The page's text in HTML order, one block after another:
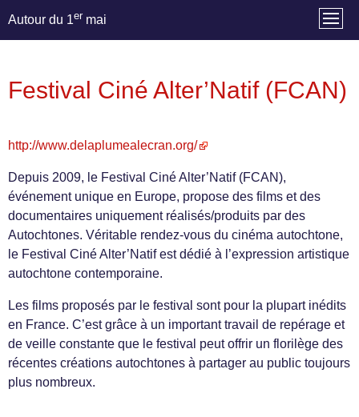
Autour du 1er mai
Festival Ciné Alter’Natif (FCAN)
http://www.delaplumealecran.org/
Depuis 2009, le Festival Ciné Alter’Natif (FCAN),
événement unique en Europe, propose des films et des
documentaires uniquement réalisés/produits par des
Autochtones. Véritable rendez-vous du cinéma autochtone,
le Festival Ciné Alter’Natif est dédié à l’expression artistique
autochtone contemporaine.
Les films proposés par le festival sont pour la plupart inédits
en France. C’est grâce à un important travail de repérage et
de veille constante que le festival peut offrir un florilège des
récentes créations autochtones à partager au public toujours
plus nombreux.